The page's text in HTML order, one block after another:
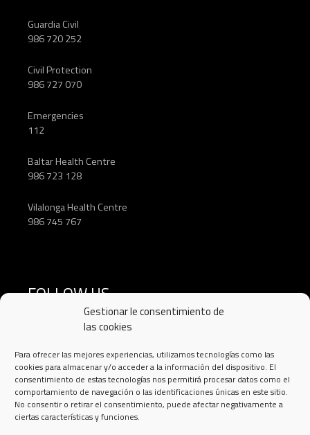
Gestionar le consentimiento de
las cookies
Para ofrecer las mejores experiencias, utilizamos tecnologías como las
cookies para almacenar y/o acceder a la información del dispositivo. El
consentimiento de estas tecnologías nos permitirá procesar datos como el
comportamiento de navegación o las identificaciones únicas en este sitio.
No consentir o retirar el consentimiento, puede afectar negativamente a
ciertas características y funciones.
Guardia Civil
986 720 252
Civil Protection
986 727 070
Emergencies
112
Baltar Health Centre
986 723 128
Vilalonga Health Centre
986 745 767
FOLLOW US